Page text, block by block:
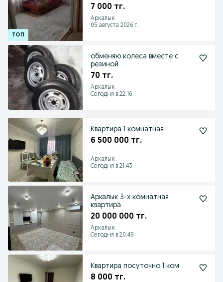
7 000 тг.
Аркалык
05 августа 2026 г.
обменяю колеса вместе с
резиной
70 тг.
Аркалык
Сегодня в 22:16
Квартира 1 комнатная
6 500 000 тг.
Аркалык
Сегодня в 21:43
Аркалык 3-х комнатная
квартира
20 000 000 тг.
Аркалык
Сегодня в 20:49
Квартира посуточно 1 ком
8 000 тг.